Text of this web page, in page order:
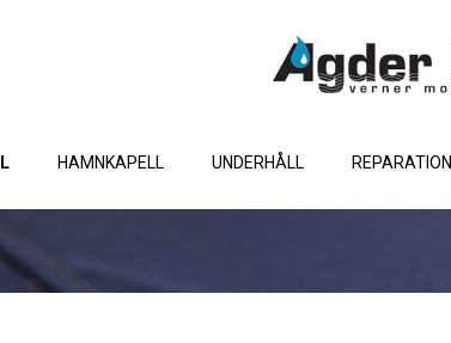
HAMNKAPELL UNDERHÅLL REPARATION